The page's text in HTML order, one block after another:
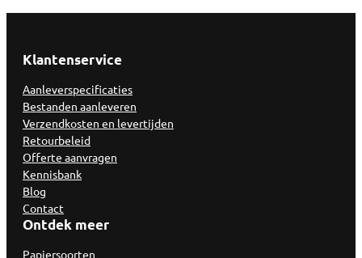
Klantenservice
Aanleverspecificaties
Bestanden aanleveren
Verzendkosten en levertijden
Retourbeleid
Offerte aanvragen
Kennisbank
Blog
Contact
Ontdek meer
Papiersoorten